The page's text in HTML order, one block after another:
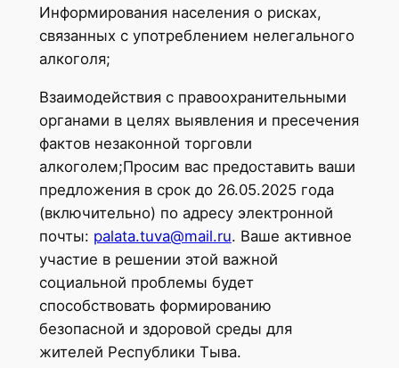
Информирования населения о рисках,
связанных с употреблением нелегального
алкоголя;
Взаимодействия с правоохранительными
органами в целях выявления и пресечения
фактов незаконной торговли
алкоголем;Просим вас предоставить ваши
предложения в срок до 26.05.2025 года
(включительно) по адресу электронной
почты: palata.tuva@mail.ru. Ваше активное
участие в решении этой важной
социальной проблемы будет
способствовать формированию
безопасной и здоровой среды для
жителей Республики Тыва.